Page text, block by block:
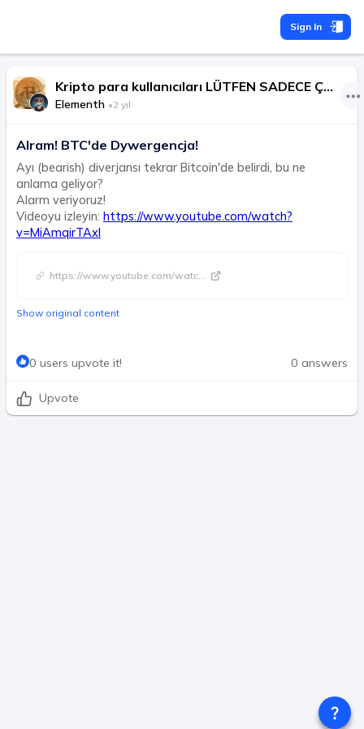
Sign In
Kripto para kullanıcıları LÜTFEN SADECE ÇEVİRİLEN METNİ GERİ GÖNDERİN VE BAŞKA BİR ŞEY YAPMAYIN. URL BAĞLANTISI VARSA, BUNU ÇEVİRMEYİN.
Elementh •2 yıl
Alram! BTC'de Dywergencja!
Ayı (bearish) diverjansı tekrar Bitcoin'de belirdi, bu ne
anlama geliyor?
Alarm veriyoruz!
Videoyu izleyin: https://www.youtube.com/watch?
v=MiAmqirTAxI
https://www.youtube.com/watc...
Show original content
0 users upvote it! 0 answers
Upvote